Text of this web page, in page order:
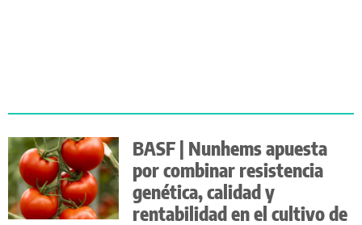
BASF | Nunhems apuesta
por combinar resistencia
genética, calidad y
rentabilidad en el cultivo de